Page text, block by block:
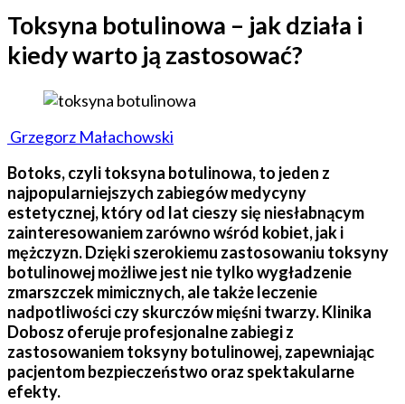
Toksyna botulinowa – jak działa i
kiedy warto ją zastosować?
Grzegorz Małachowski
Botoks, czyli toksyna botulinowa, to jeden z
najpopularniejszych zabiegów medycyny
estetycznej, który od lat cieszy się niesłabnącym
zainteresowaniem zarówno wśród kobiet, jak i
mężczyzn. Dzięki szerokiemu zastosowaniu toksyny
botulinowej możliwe jest nie tylko wygładzenie
zmarszczek mimicznych, ale także leczenie
nadpotliwości czy skurczów mięśni twarzy. Klinika
Dobosz oferuje profesjonalne zabiegi z
zastosowaniem toksyny botulinowej, zapewniając
pacjentom bezpieczeństwo oraz spektakularne
efekty.